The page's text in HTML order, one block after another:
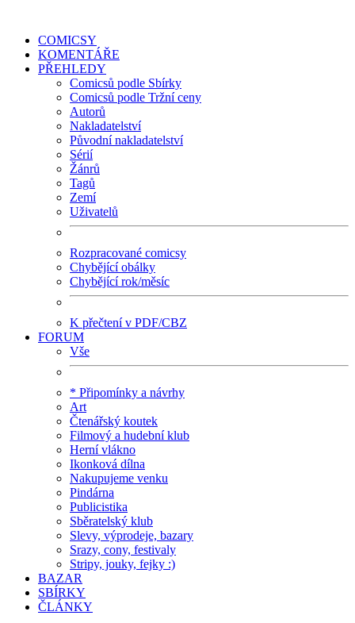
COMICSY
KOMENTÁŘE
PŘEHLEDY
Comicsů podle Sbírky
Comicsů podle Tržní ceny
Autorů
Nakladatelství
Původní nakladatelství
Sérií
Žánrů
Tagů
Zemí
Uživatelů
Rozpracované comicsy
Chybějící obálky
Chybějící rok/měsíc
K přečtení v PDF/CBZ
FORUM
Vše
* Připomínky a návrhy
Art
Čtenářský koutek
Filmový a hudební klub
Herní vlákno
Ikonková dílna
Nakupujeme venku
Pindárna
Publicistika
Sběratelský klub
Slevy, výprodeje, bazary
Srazy, cony, festivaly
Stripy, jouky, fejky :)
BAZAR
SBÍRKY
ČLÁNKY